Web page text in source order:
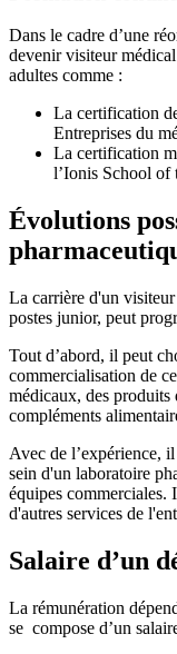
Dans le cadre d’une
devenir visiteur
adultes comme :
La certification
Entreprises du
La certification
l’Ionis School of
Évolutions
La carrière d'un
postes junior, peut
Tout d’abord, il peut
commercialisation de
médicaux, des produits
compléments
Avec de l’expérience,
sein d'un laboratoire
équipes commerciales.
d'autres services de
Salaire d’un
La rémunération
se compose d’un